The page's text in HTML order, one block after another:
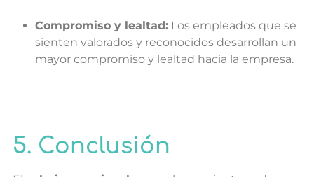
Compromiso y lealtad: Los empleados que se
sienten valorados y reconocidos desarrollan un
mayor compromiso y lealtad hacia la empresa.
5. Conclusión